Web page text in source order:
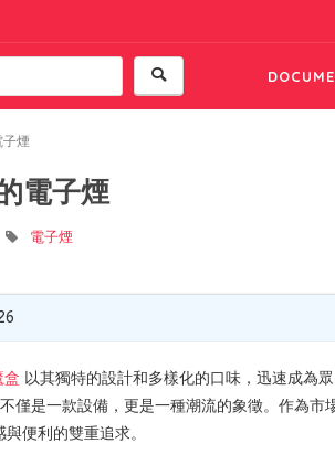
煙
電子煙
電子煙
盒 以其獨特的設計和多樣化的口味，迅速成為
僅是一款設備，更是一種潮流的象徵。作為市
便利的雙重追求。